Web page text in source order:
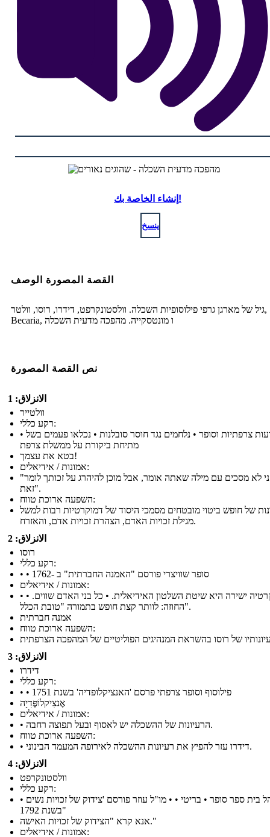
إنشاء الخاصة بك!
ينسخ
القصة المصورة الوصف
גיל של מארגן גרפי פילוסופיות השכלה. וולסטונקרפט, דידרו, רוסו, וולטר,
Becaria, ו מונטסקייה. מהפכה מדעית השכלה
نص القصة المصورة
الانزلاق: 1
וולטייר
רקע כללי:
• הוגה דעות צרפתיות וסופר • נלחמים נגד חוסר סובלנות • נכלאו פעמים בשל
מתיחת ביקורת על ממשלת צרפת
בטא את עצמך!
אמונות / אידיאלים:
"אני לא מסכים עם מילה שאתה אומר, אבל מוכן להיהרג על זכותך לומר
זאת".
השפעה ארוכת טווח:
של חופש ביטוי מובטחים מסמכי היסוד של דמוקרטיות רבות למשל
מגילת זכויות האדם, הצהרת זכויות אדם, והאזרח.
الانزلاق: 2
רוסו
רקע כללי:
• • סופר שוויצרי פורסם "האמנה החברתית" ב -1762
אמונות / אידיאלים:
• דמוקרטיה ישירה היא שיטת השלטון האידיאלית. • כל בני האדם שווים. •
החוזה: לוותר קצת חופש בתמורה "טובת הכלל".
אמנה חברתית
השפעה ארוכת טווח:
الانزلاق: 3
דידרו
רקע כללי:
• • פילוסוף וסופר צרפתי פרסם 'האנציקלופדיה' בשנת 1751
אֶנצִיקלוֹפֶּדִיָה
אמונות / אידיאלים:
• הרעיונות של ההשכלה יש לאסוף ובעל תפוצה רחבה.
השפעה ארוכת טווח:
• דידרו עזר להפיץ את רעיונות ההשכלה לאירופה המעמד הבינוני.
الانزلاق: 4
וולסטונקרפט
רקע כללי:
• מנהל בית ספר סופר • בריטי • • מו"ל עוזר פורסם 'צידוק של זכויות נשים
"בשנת 1792
אנא קרא "הצידוק של זכויות האישה."
אמונות / אידיאלים: